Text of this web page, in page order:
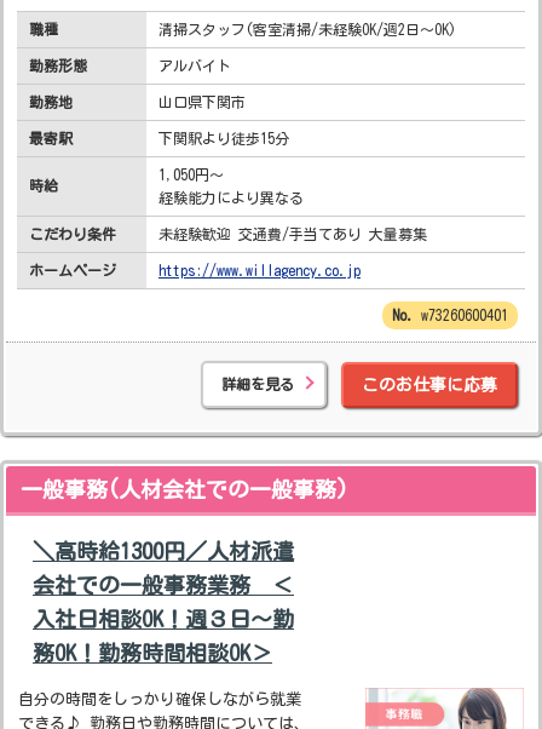
職種 清掃スタッフ(客室清掃/未経験OK/週2日～OK)
勤務形態 アルバイト
勤務地 山口県下関市
最寄駅 下関駅より徒歩15分
時給
1,050円～
経験能力により異なる
こだわり条件 未経験歓迎 交通費/手当てあり 大量募集
ホームページ https://www.willagency.co.jp
w73260600401
詳細を見る このお仕事に応募
一般事務(人材会社での一般事務)
＼高時給1300円／人材派遣
会社での一般事務業務 ＜
入社日相談OK！週３日～勤
務OK！勤務時間相談OK＞
自分の時間をしっかり確保しながら就業
できる♪ 勤務日や勤務時間については、